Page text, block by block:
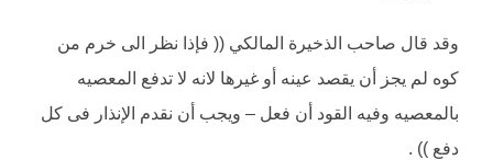
وقد قال صاحب الذخيرة المالكي (( فإذا نظر الى خرم من
كوه لم يجز أن يقصد عينه أو غيرها لانه لا تدفع المعصيه
بالمعصيه وفيه القود أن فعل – ويجب أن نقدم الإنذار فى كل
دفع )) .